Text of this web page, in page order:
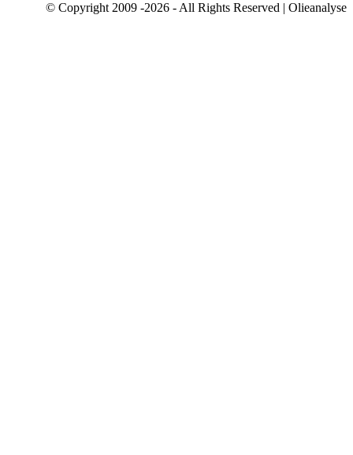
© Copyright 2009 -2026 - All Rights Reserved | Olieanalyse